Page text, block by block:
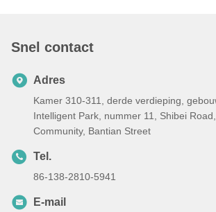
Snel contact
Adres
Kamer 310-311, derde verdieping,
Intelligent Park, nummer 11, Shibei
Community, Bantian Street
Tel.
86-138-2810-5941
E-mail